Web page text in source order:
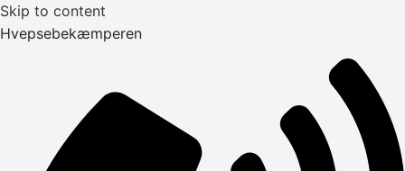
Skip to content
Hvepsebekæmperen